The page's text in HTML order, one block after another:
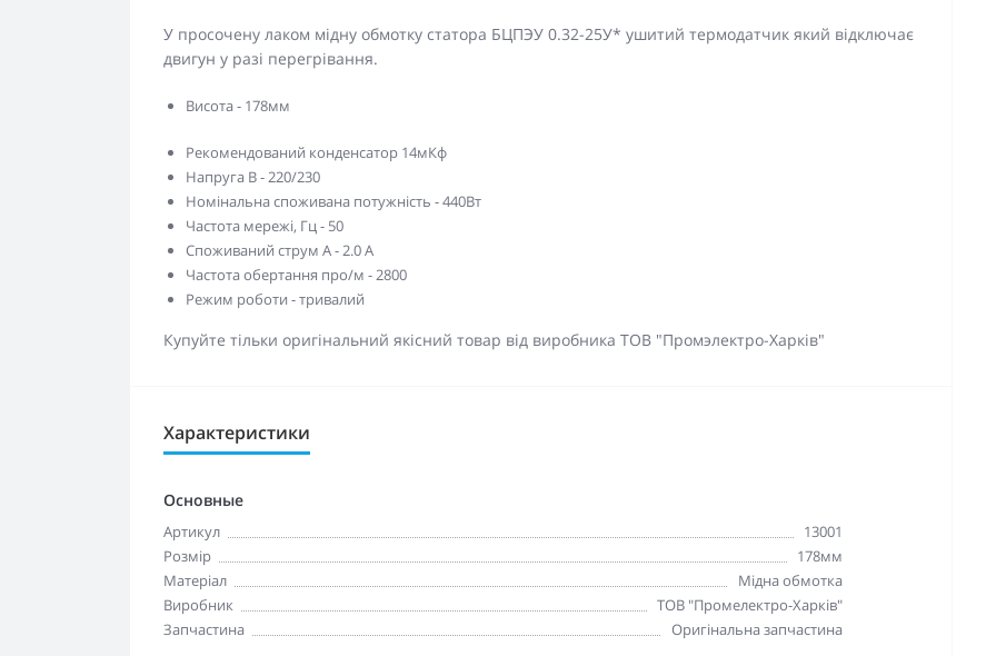
У просочену лаком мідну обмотку статора БЦПЭУ 0.32-25У* ушитий термодатчик який відключає
двигун у разі перегрівання.
Висота - 178мм
Рекомендований конденсатор 14мКф
Напруга В - 220/230
Номінальна споживана потужність - 440Вт
Частота мережі, Гц - 50
Споживаний струм А - 2.0 А
Частота обертання про/м - 2800
Режим роботи - тривалий
Купуйте тільки оригінальний якісний товар від виробника ТОВ "Промэлектро-Харків"
Характеристики
Основные
Артикул
13001
Розмір
178мм
Матеріал
Мідна обмотка
Виробник
ТОВ "Промелектро-Харків"
Запчастина
Оригінальна запчастина